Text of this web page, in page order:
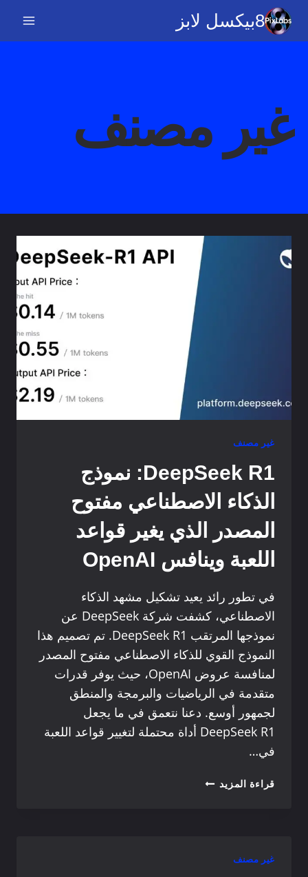
تخطي
8بيكسل لابز
غير مصنف
غير مصنف
DeepSeek R1: نموذج
الذكاء الاصطناعي مفتوح
المصدر الذي يغير قواعد
اللعبة وينافس OpenAI
في تطور رائد يعيد تشكيل مشهد الذكاء
الاصطناعي، كشفت شركة DeepSeek عن
نموذجها المرتقب DeepSeek R1. تم تصميم هذا
النموذج القوي للذكاء الاصطناعي مفتوح المصدر
لمنافسة عروض OpenAI، حيث يوفر قدرات
متقدمة في الرياضيات والبرمجة والمنطق
لجمهور أوسع. دعنا نتعمق في ما يجعل
DeepSeek R1 أداة محتملة لتغيير قواعد اللعبة
في…
قراءة المزيد DEEPSEEK
غير مصنف